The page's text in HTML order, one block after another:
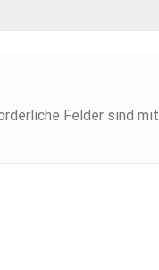
Felder sind mit